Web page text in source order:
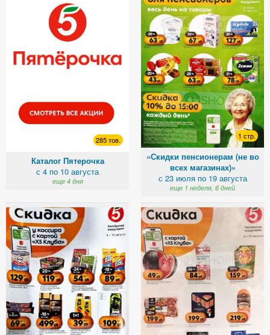
285 тов.
Каталог Пятерочка
с 4 по 10 августа
еще 4 дня
1 стр.
«Скидки пенсионерам (не во
всех магазинах)»
с 23 июля по 19 августа
еще 1 неделя, 6 дней